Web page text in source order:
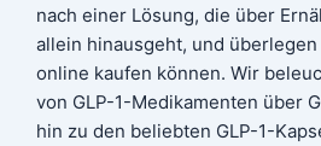
nach einer Lösung, die über
allein hinausgeht, und überlegen
online kaufen können. Wir
von GLP-1-Medikamenten über
hin zu den beliebten GLP-1-